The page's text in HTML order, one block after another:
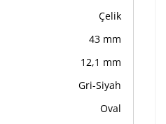
Çelik
43 mm
12,1 mm
Gri-Siyah
Oval